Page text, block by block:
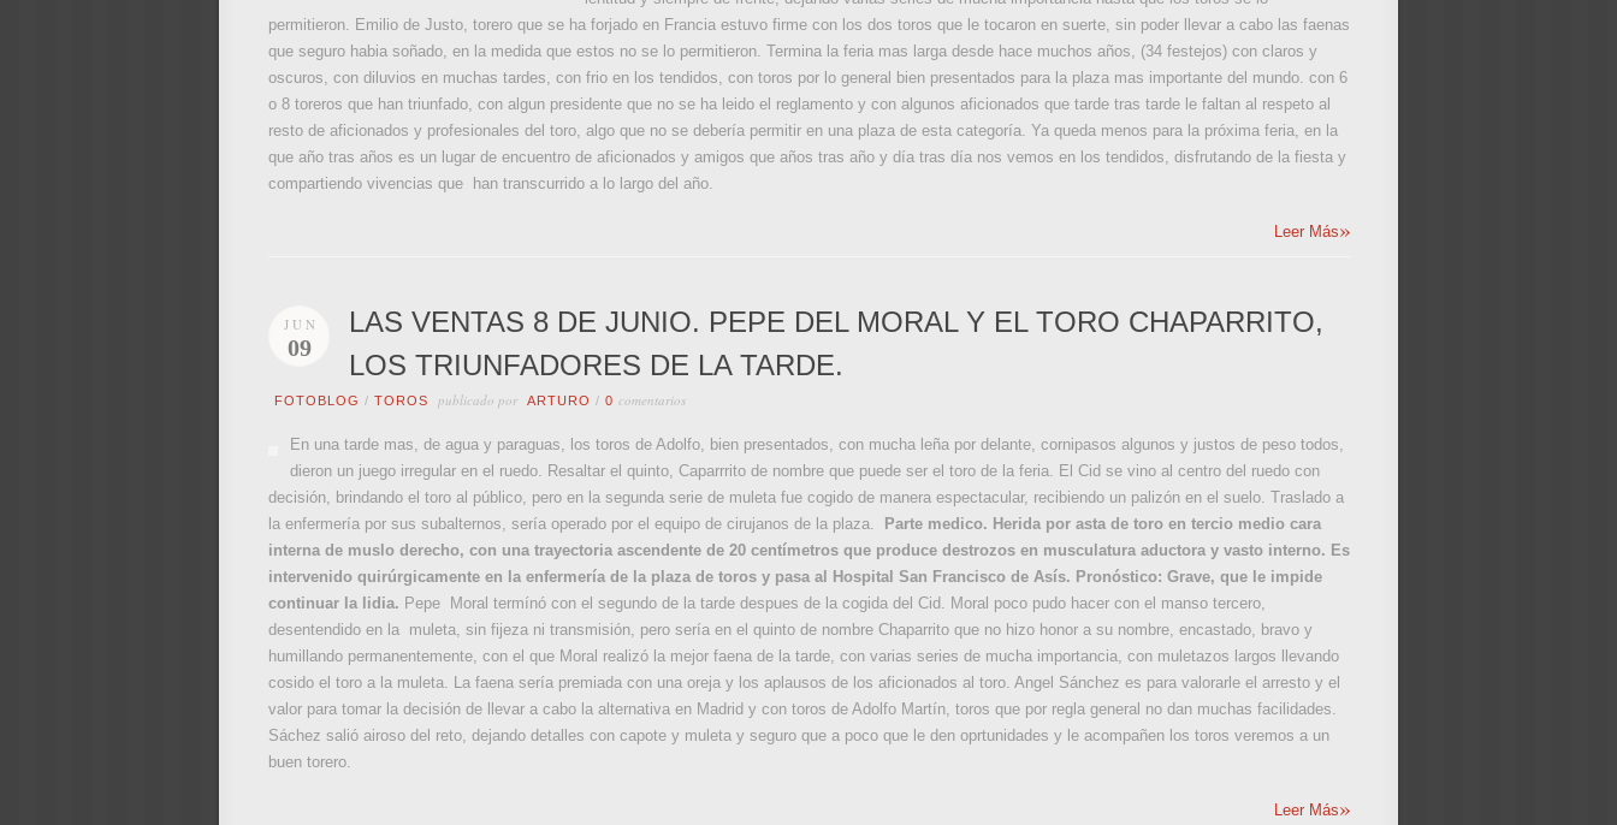
permitieron. Emilio de Justo, torero que se ha forjado en Francia estuvo firme con los dos toros que le tocaron en suerte, sin poder llevar a cabo las faenas
que seguro habia soñado, en la medida que estos no se lo permitieron. Termina la feria mas larga desde hace muchos años, (34 festejos) con claros y
oscuros, con diluvios en muchas tardes, con frio en los tendidos, con toros por lo general bien presentados para la plaza mas importante del mundo. con 6
o 8 toreros que han triunfado, con algun presidente que no se ha leido el reglamento y con algunos aficionados que tarde tras tarde le faltan al respeto al
resto de aficionados y profesionales del toro, algo que no se debería permitir en una plaza de esta categoría. Ya queda menos para la próxima feria, en la
que año tras años es un lugar de encuentro de aficionados y amigos que años tras año y día tras día nos vemos en los tendidos, disfrutando de la fiesta y
compartiendo vivencias que han transcurrido a lo largo del año.
Leer Más»
JUN
09
LAS VENTAS 8 DE JUNIO. PEPE DEL MORAL Y EL TORO CHAPARRITO,
LOS TRIUNFADORES DE LA TARDE.
FOTOBLOG / TOROS publicado por ARTURO / 0 comentarios
En una tarde mas, de agua y paraguas, los toros de Adolfo, bien presentados, con mucha leña por delante, cornipasos algunos y justos de peso todos,
dieron un juego irregular en el ruedo. Resaltar el quinto, Caparrrito de nombre que puede ser el toro de la feria. El Cid se vino al centro del ruedo con
decisión, brindando el toro al público, pero en la segunda serie de muleta fue cogido de manera espectacular, recibiendo un palizón en el suelo. Traslado a
la enfermería por sus subalternos, sería operado por el equipo de cirujanos de la plaza.
Parte medico. Herida por asta de toro en tercio medio cara
interna de muslo derecho, con una trayectoria ascendente de 20 centímetros que produce destrozos en musculatura aductora y vasto interno. Es
intervenido quirúrgicamente en la enfermería de la plaza de toros y pasa al Hospital San Francisco de Asís. Pronóstico: Grave, que le impide
continuar la lidia. Pepe Moral termínó con el segundo de la tarde despues de la cogida del Cid. Moral poco pudo hacer con el manso tercero,
desentendido en la muleta, sin fijeza ni transmisión, pero sería en el quinto de nombre Chaparrito que no hizo honor a su nombre, encastado, bravo y
humillando permanentemente, con el que Moral realizó la mejor faena de la tarde, con varias series de mucha importancia, con muletazos largos llevando
cosido el toro a la muleta. La faena sería premiada con una oreja y los aplausos de los aficionados al toro. Angel Sánchez es para valorarle el arresto y el
valor para tomar la decisión de llevar a cabo la alternativa en Madrid y con toros de Adolfo Martín, toros que por regla general no dan muchas facilidades.
Sáchez salió airoso del reto, dejando detalles con capote y muleta y seguro que a poco que le den oprtunidades y le acompañen los toros veremos a un
buen torero.
Leer Más»